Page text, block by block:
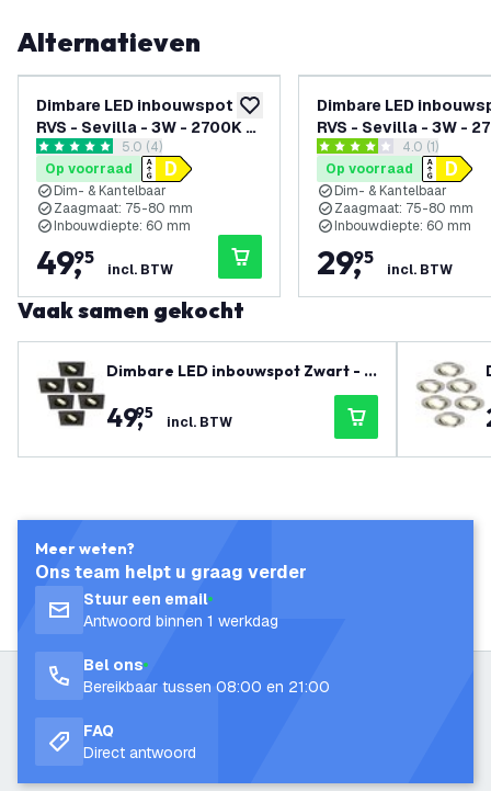
Alternatieven
toevoegen aan verlanglijst
Dimbare LED inbouwspot
RVS - Sevilla - 3W - 2700K -
92mm - Vierkant - 6 pack
reviews drawer openen
5 score sterren5.0 (4)
Op voorraad
Dim- & Kantelbaar
Zaagmaat: 75-80 mm
Inbouwdiepte: 60 mm
49,
95
incl. BTW
Dimbare LED
RVS - Sevilla - 3W -
92mm - Vierkant - 3
reviews
4 score sterren4.0 (1)
Op voorraad
Dim- & Kantelbaar
Zaagmaat: 75-80 mm
Inbouwdiepte: 60 mm
29,
95
incl. BTW
Vaak samen gekocht
Dimbare LED inbouwspot Zwart - S
evilla - 3W - 2700K - 92mm - Vierk
ant - 6 pack
49,
95 incl. BTW
Meer weten?
Ons team helpt u graag verder
Stuur een email
Antwoord binnen 1 werkdag
Bel ons
Bereikbaar tussen 08:00 en 21:00
FAQ
Direct antwoord